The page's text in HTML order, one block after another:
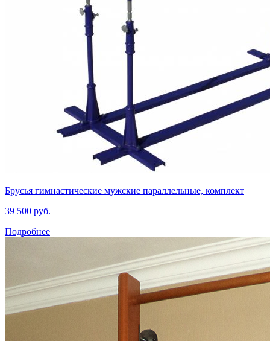
Брусья гимнастические мужские параллельные, комплект
39 500 руб.
Подробнее